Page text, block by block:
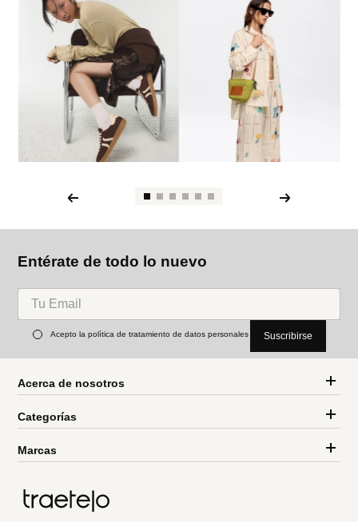
Entérate de todo lo nuevo
Acepto la política de tratamiento de datos personales Suscribirse
Acerca de nosotros
Categorías
Marcas